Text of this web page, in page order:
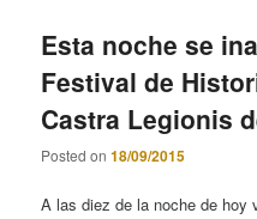
Esta noche se
Festival de
Castra Legionis
Posted on18/09/2015
A las diez de la noche de hoy